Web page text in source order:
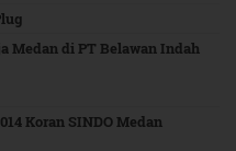
Medan di PT Belawan Indah
Koran SINDO Medan